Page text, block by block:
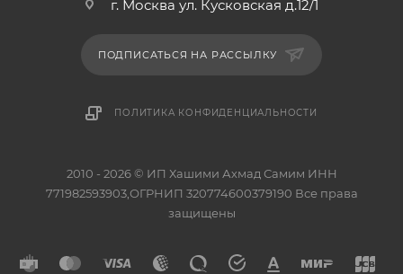
г. Москва ул. Кусковская д.12/1
ПОДПИСАТЬСЯ НА РАССЫЛКУ
ПОЛИТИКА КОНФИДЕНЦИАЛЬНОСТИ
2010 - 2026 © ИП Хашими Ахмад Самим ИНН
771982593903,ОГРНИП 320774600379190 Все права
защищены